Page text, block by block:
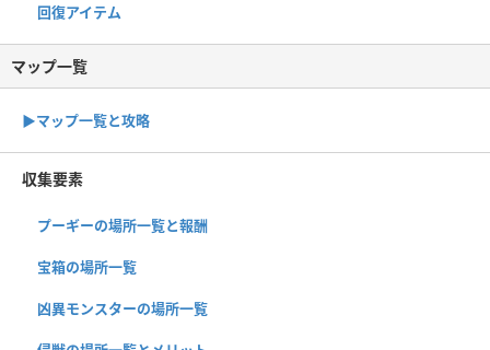
回復アイテム
マップ一覧
▶︎マップ一覧と攻略
収集要素
プーギーの場所一覧と報酬
宝箱の場所一覧
凶異モンスターの場所一覧